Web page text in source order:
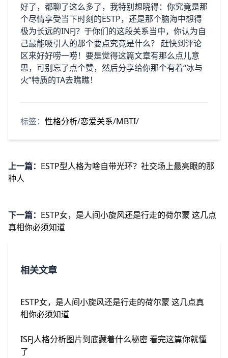
好了，都聊了这么多了，我特别想晓得：你究竟是那
个尽情享受当下时刻的ESTP，还是那个脑海中想得
极为长远的INFJ？于你们的这段关系当中，你认为自
己最能吸引人的那个要点究竟是什么？ 赶快到评论
区来好好唠一唠！要是觉得这篇文章有那么点儿意
思，可别忘了点个赞，然后分享给你那个有着“冰与
火”特质的TA去瞧瞧！
标签： 性格分析/恋爱关系/MBTI/
上一篇： ESTP型人格为啥自带光环？社交场上最亮眼的那
种人
下一篇： ESTP女，是人间小旋风还是行走的荷尔蒙 这几点
真相你必须知道
相关文章
ESTP女，是人间小旋风还是行走的荷尔蒙 这几点真
相你必须知道
ISFJ人格分析图片到底藏着什么秘密 看完这篇你就懂
了